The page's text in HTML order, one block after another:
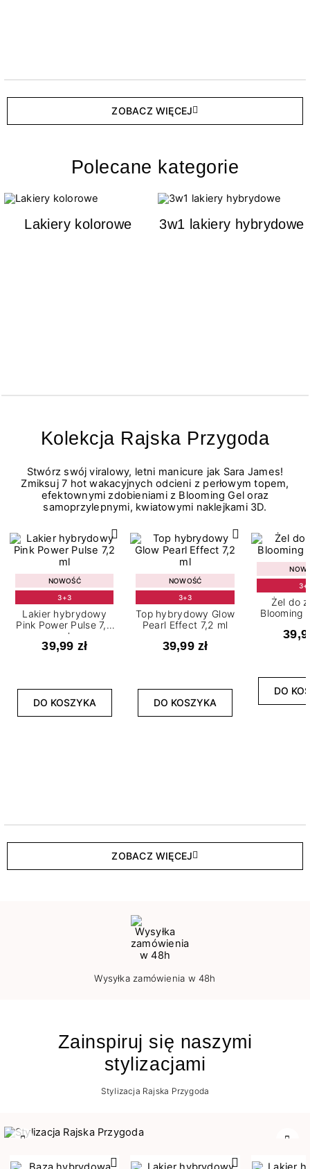
ZOBACZ WIĘCEJ
Polecane kategorie
Lakiery kolorowe 3w1 lakiery hybrydowe
Kolekcja Rajska Przygoda
Stwórz swój viralowy, letni manicure jak Sara James!
Zmiksuj 7 hot wakacyjnych odcieni z perłowym topem,
efektownymi zdobieniami z Blooming Gel oraz
samoprzylepnymi, kwiatowymi naklejkami 3D.
NOWOŚĆ
3+3
Lakier hybrydowy
Pink Power Pulse 7,2
ml
39,99 zł
DO KOSZYKA
NOWOŚĆ
3+3
Top hybrydowy Glow
Pearl Effect 7,2 ml
39,99 zł
DO KOSZYKA
Żel do
Blooming
DO
ZOBACZ WIĘCEJ
Wysyłka zamówienia w 48h
Zainspiruj się naszymi
stylizacjami
Stylizacja Rajska Przygoda